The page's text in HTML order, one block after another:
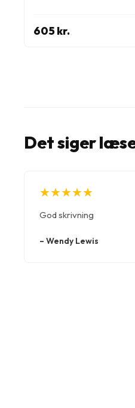
605 kr.
Det siger
★
★★
★★
★★
★★
★
God skrivning
– Wendy Lewis